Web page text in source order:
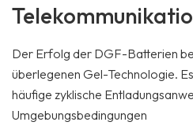
Der Erfolg der DGF-Batterien
überlegenen Gel-Technologie.
häufige zyklische
Umgebungsbedingungen